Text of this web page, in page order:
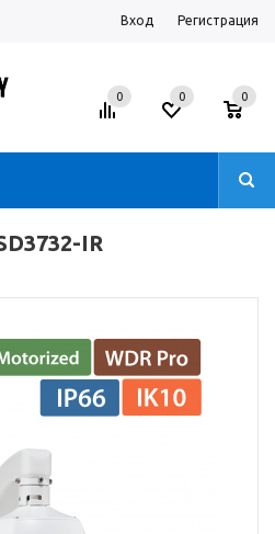
Вход Регистрация
0 0 0
IR